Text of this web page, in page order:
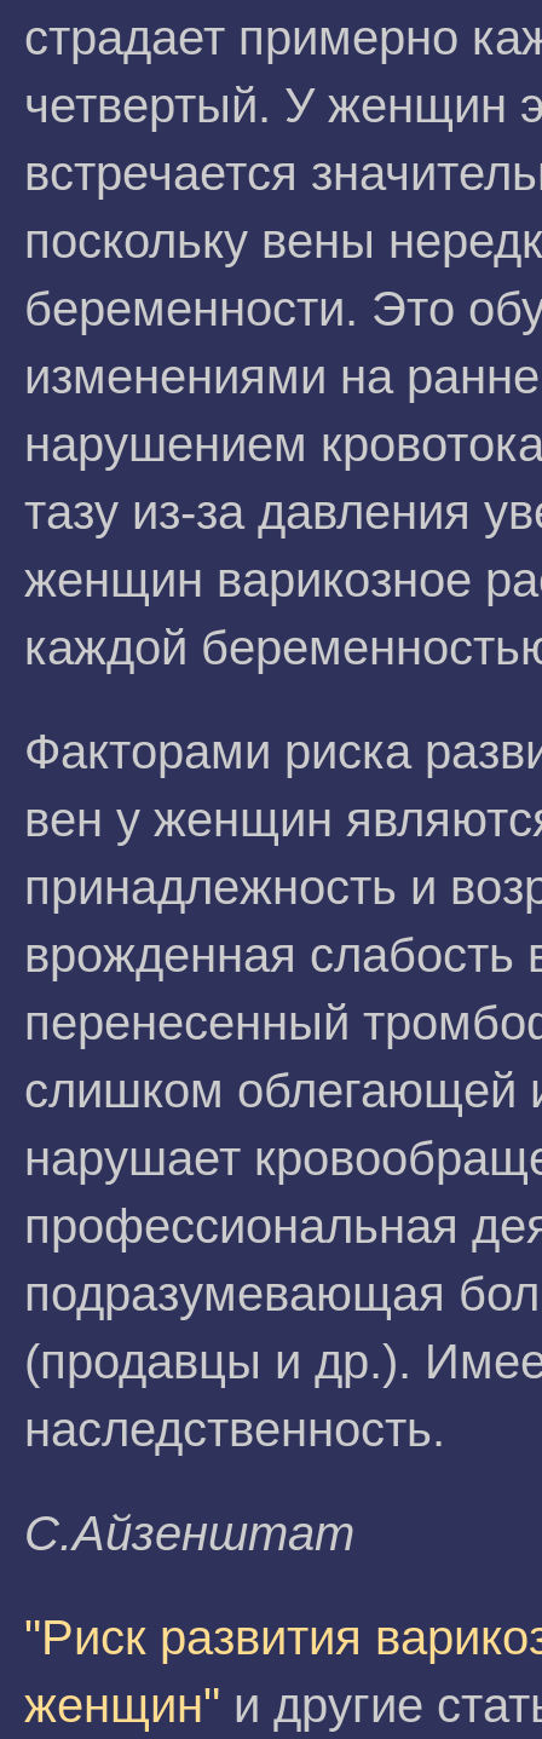
страдает примерно
четвертый. У женщин
встречается
поскольку вены
беременности. Это
изменениями на
нарушением
тазу из-за давления
женщин варикозное
каждой
Факторами риска
вен у женщин
принадлежность и
врожденная слабость
перенесенный
слишком облегающей
нарушает
профессиональная
подразумевающая
(продавцы и др.).
наследственность.
C.Aйзeнштaт
"Риск развития
женщин" и другие